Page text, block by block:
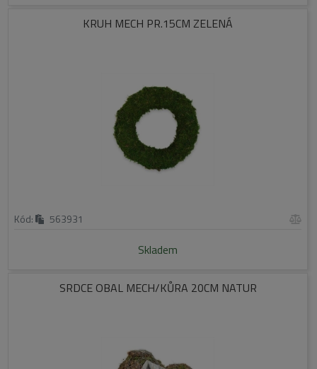
KRUH MECH PR.15CM ZELENÁ
Kód: 563931
Skladem
SRDCE OBAL MECH/KŮRA 20CM NATUR